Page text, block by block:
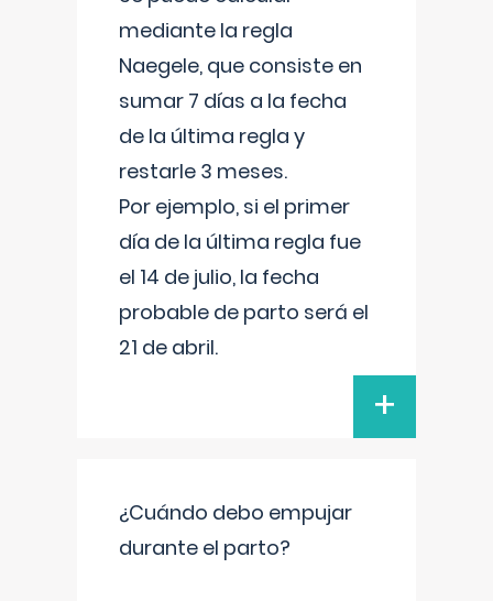
mediante la regla
Naegele, que consiste en
sumar 7 días a la fecha
de la última regla y
restarle 3 meses.
Por ejemplo, si el primer
día de la última regla fue
el 14 de julio, la fecha
probable de parto será el
21 de abril.
+
¿Cuándo debo empujar
durante el parto?